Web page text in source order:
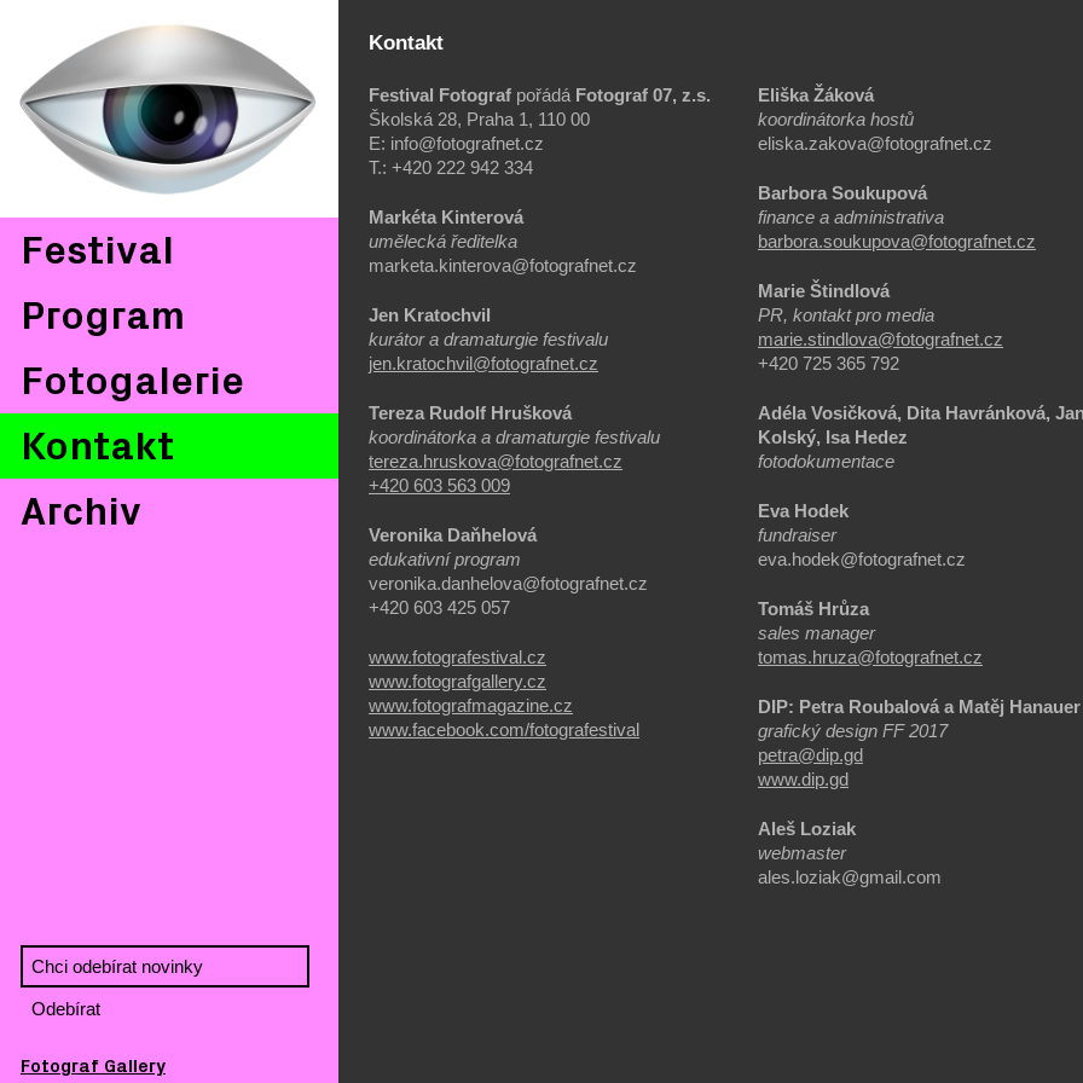
Festival
Program
Fotogalerie
Kontakt
Archiv
Fotograf Gallery
Kontakt
Festival Fotograf pořádá Fotograf 07, z.s.
Školská 28, Praha 1, 110 00
E: info@fotografnet.cz
T.: +420 222 942 334
Markéta Kinterová
umělecká ředitelka
marketa.kinterova@fotografnet.cz
Jen Kratochvil
kurátor a dramaturgie festivalu
jen.kratochvil@fotografnet.cz
​Tereza Rudolf Hrušková
koordinátorka a dramaturgie festivalu​
tereza.hruskova@fotografnet.cz
+420 603 563 009
Veronika Daňhelová
edukativní program
veronika.danhelova@fotografnet.cz
+420 603 425 057
www.fotografestival.cz
www.fotografgallery.cz
www.fotografmagazine.cz
www.facebook.com/fotografestival
Eliška Žáková
koordinátorka hostů
eliska.zakova@fotografnet.cz
Barbora Soukupová
finance a administrativa
barbora.soukupova@fotografnet.cz
Marie Štindlová
PR, kontakt pro media
marie.stindlova@fotografnet.cz
+420 725 365 792
Adéla Vosičková, Dita Havránková,
Kolský, Isa Hedez
fotodokumentace
Eva Hodek
fundraiser
eva.hodek@fotografnet.cz
Tomáš Hrůza
sales manager
tomas.hruza@fotografnet.cz
DIP: Petra Roubalová a Matěj Hanauer
grafický design FF 2017
petra@dip.gd
www.dip.gd
Aleš Loziak
webmaster
ales.loziak@gmail.com